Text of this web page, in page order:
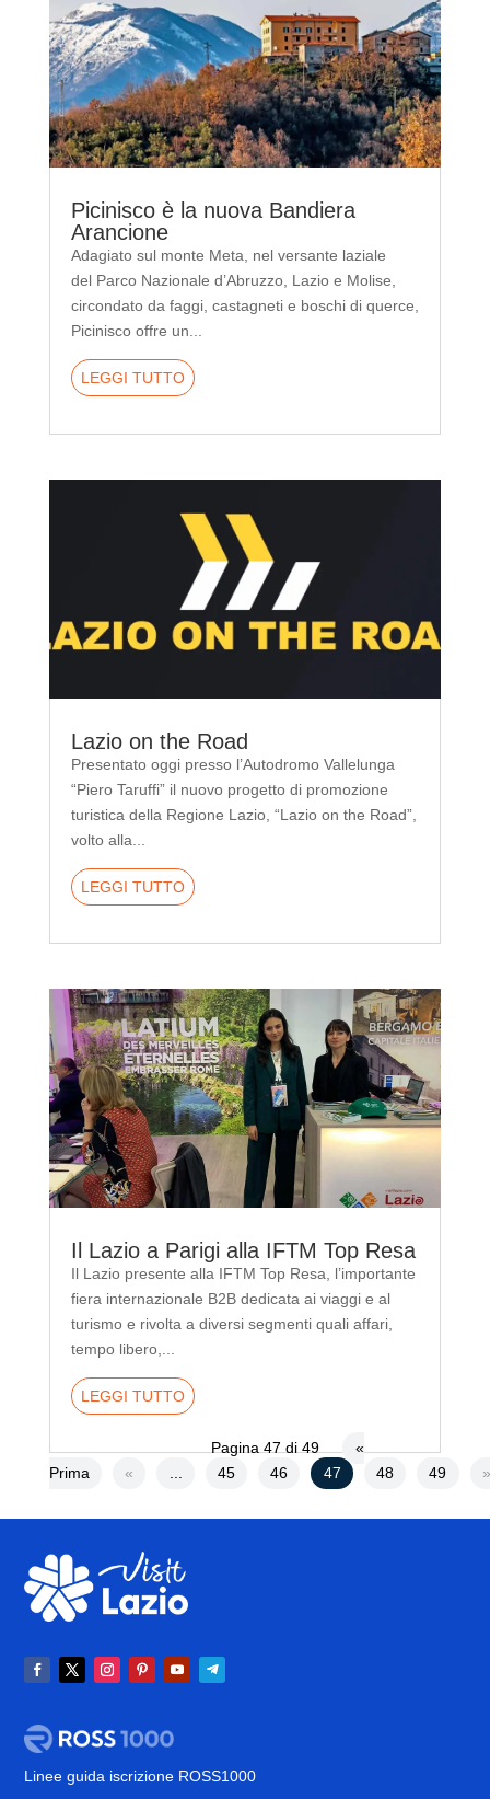
Picinisco è la nuova Bandiera
Arancione
Adagiato sul monte Meta, nel versante laziale
del Parco Nazionale d’Abruzzo, Lazio e Molise,
circondato da faggi, castagneti e boschi di querce,
Picinisco offre un...
LEGGI TUTTO
Lazio on the Road
Presentato oggi presso l’Autodromo Vallelunga
“Piero Taruffi” il nuovo progetto di promozione
turistica della Regione Lazio, “Lazio on the Road”,
volto alla...
LEGGI TUTTO
Il Lazio a Parigi alla IFTM Top Resa
Il Lazio presente alla IFTM Top Resa, l’importante
fiera internazionale B2B dedicata ai viaggi e al
turismo e rivolta a diversi segmenti quali affari,
tempo libero,...
LEGGI TUTTO
Pagina 47 di 49
«
Prima
« ... 45 46 47 48 49 »
Linee guida iscrizione ROSS1000